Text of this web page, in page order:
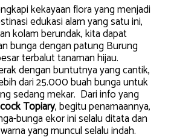
kekayaan flora yang menjadi
edukasi alam yang satu ini,
kolam berundak, kita dapat
bunga dengan patung Burung
terbalut tanaman hijau.
dengan buntutnya yang cantik,
dari 25.000 buah bunga untuk
sedang mekar. Dari info yang
Topiary, begitu penamaannya,
bunga ekor ini selalu ditata dan
yang muncul selalu indah.